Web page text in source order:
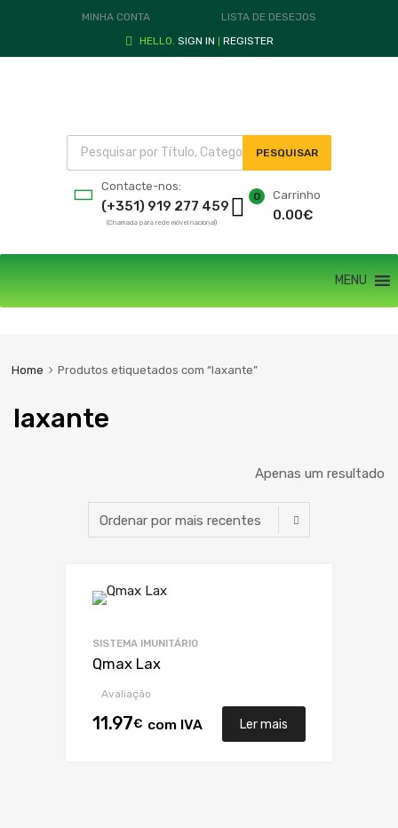
MINHA CONTA
LISTA DE DESEJOS
HELLO. SIGN IN REGISTER
PESQUISAR
Contacte-nos:
(+351) 919 277 459
(Chamada para rede móvel nacional)
Carrinho
0.00€
0
MENU
Home Produtos etiquetados com “laxante”
laxante
Apenas um resultado
SISTEMA IMUNITÁRIO
Qmax Lax
Avaliação
11.97€ com IVA Ler mais